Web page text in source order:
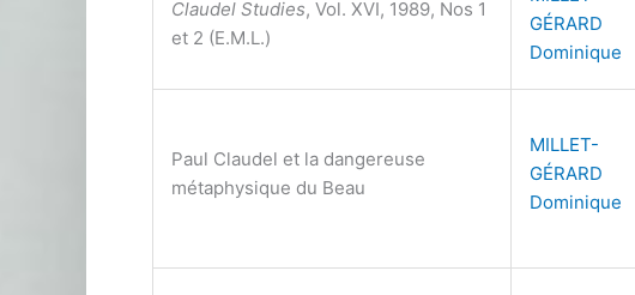
Claudel Studies, Vol. XVI, 1989, Nos 1
et 2 (E.M.L.)
GÉRARD
Dominique
Paul Claudel et la dangereuse
métaphysique du Beau
MILLET-
GÉRARD
Dominique